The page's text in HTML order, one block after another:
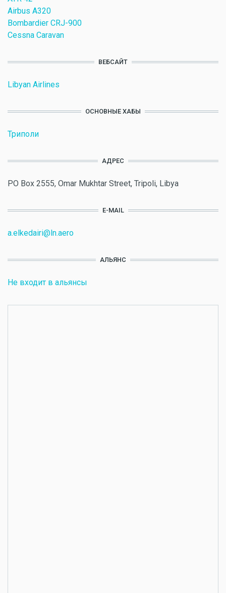
Airbus A320
Bombardier CRJ-900
Cessna Caravan
ВЕБСАЙТ
Libyan Airlines
ОСНОВНЫЕ ХАБЫ
Триполи
АДРЕС
PO Box 2555, Omar Mukhtar Street, Tripoli, Libya
E-MAIL
a.elkedairi@ln.aero
АЛЬЯНС
Не входит в альянсы